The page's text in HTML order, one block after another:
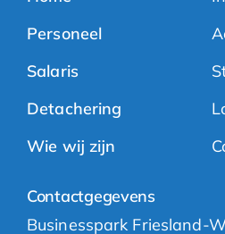
Personeel
Salaris
Detachering
Wie wij zijn
Contactgegevens
Businesspark Friesland-